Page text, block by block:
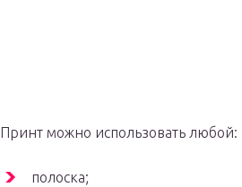
Принт можно использовать любой:
полоска;